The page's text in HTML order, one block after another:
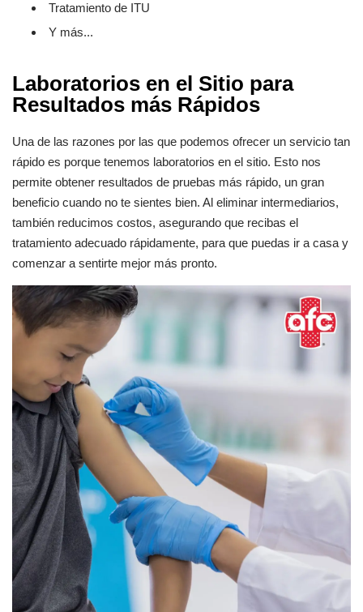
Tratamiento de ITU
Y más...
Laboratorios en el Sitio para
Resultados más Rápidos
Una de las razones por las que podemos ofrecer un servicio tan
rápido es porque tenemos laboratorios en el sitio. Esto nos
permite obtener resultados de pruebas más rápido, un gran
beneficio cuando no te sientes bien. Al eliminar intermediarios,
también reducimos costos, asegurando que recibas el
tratamiento adecuado rápidamente, para que puedas ir a casa y
comenzar a sentirte mejor más pronto.